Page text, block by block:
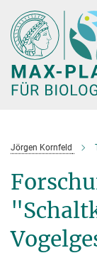
Hauptinhalt
Jörgen Kornfeld